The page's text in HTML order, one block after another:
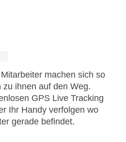
machen sich so
ihnen auf den Weg.
GPS Live Tracking
Ihr Handy verfolgen wo
gerade befindet.